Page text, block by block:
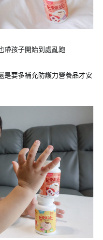
帶孩子開始到處亂跑
是要多補充防護力營養品才安